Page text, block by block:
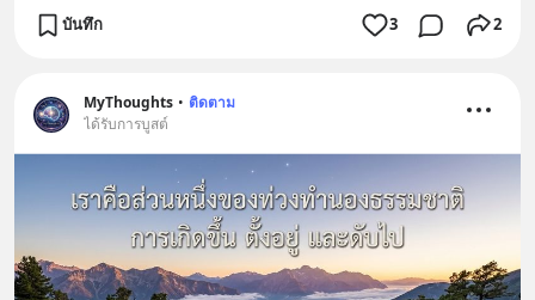
บันทึก 3 2
MyThoughts • ติดตาม
ได้รับการบูสต์